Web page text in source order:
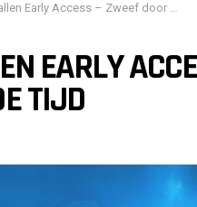
Early Access – Zweef door het zand van de tijd
EARLY
TIJD